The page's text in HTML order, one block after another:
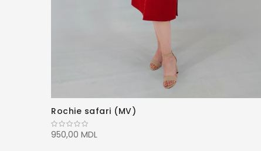
Rochie safari (MV)
950,00 MDL